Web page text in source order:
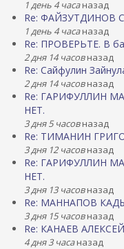
1 день 4 часаназад
Re: ФАЙЗУТДИНОВ
1 день 4 часаназад
Re: ПРОВЕРЬТЕ. В
2 дня 14 часовназад
Re: Сайфулин
2 дня 14 часовназад
Re: ГАРИФУЛЛИН
НЕТ.
3 дня 5 часовназад
Re: ТИМАНИН
3 дня 12 часовназад
Re: ГАРИФУЛЛИН
НЕТ.
3 дня 13 часовназад
Re: МАННАПОВ
3 дня 15 часовназад
Re: КАНАЕВ
4 дня 3 часаназад